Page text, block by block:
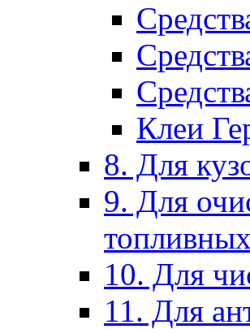
Клеи
8. Для
9. Для
10. Для
11. Для